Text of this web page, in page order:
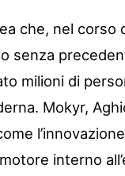
che, nel corso
senza
milioni di
Mokyr,
interno